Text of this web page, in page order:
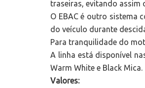
traseiras, evitando assim
O EBAC é outro sistema
do veículo durante
Para tranquilidade do
A linha está disponível
Warm White e Black Mica.
Valores: